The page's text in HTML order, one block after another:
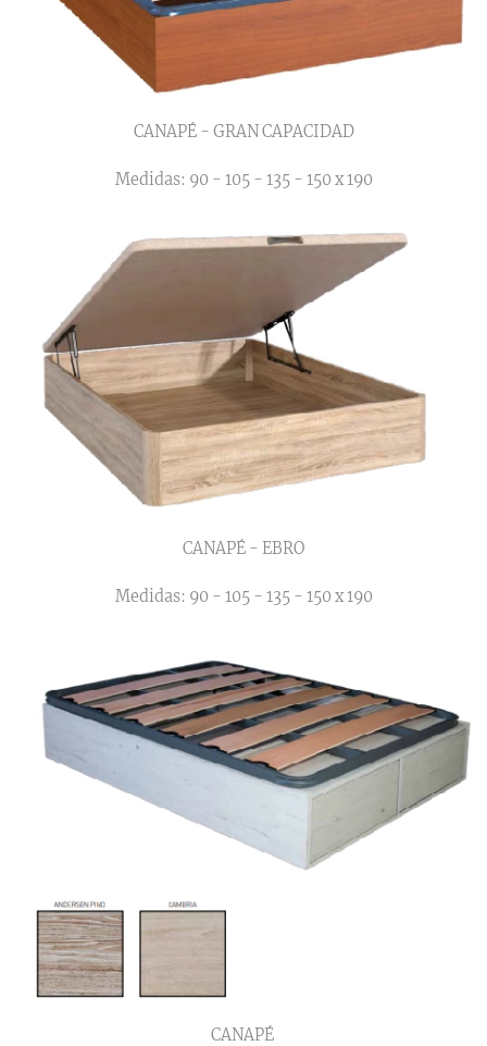
CANAPÉ - GRAN CAPACIDAD
Medidas: 90 - 105 - 135 - 150 x 190
CANAPÉ - EBRO
Medidas: 90 - 105 - 135 - 150 x 190
CANAPÉ